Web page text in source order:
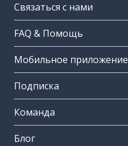
Связаться с нами
FAQ & Помощь
Мобильное приложение
Подписка
Команда
Блог